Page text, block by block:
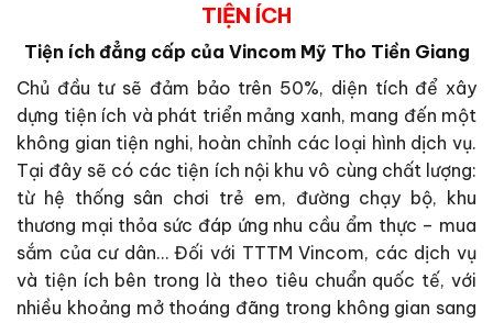
TIỆN ÍCH
Tiện ích đẳng cấp của Vincom Mỹ Tho Tiền Giang
Chủ đầu tư sẽ đảm bảo trên 50%, diện tích để xây
dựng tiện ích và phát triển mảng xanh, mang đến một
không gian tiện nghi, hoàn chỉnh các loại hình dịch vụ.
Tại đây sẽ có các tiện ích nội khu vô cùng chất lượng:
từ hệ thống sân chơi trẻ em, đường chạy bộ, khu
thương mại thỏa sức đáp ứng nhu cầu ẩm thực – mua
sắm của cư dân… Đối với TTTM Vincom, các dịch vụ
và tiện ích bên trong là theo tiêu chuẩn quốc tế, với
nhiều khoảng mở thoáng đãng trong không gian sang